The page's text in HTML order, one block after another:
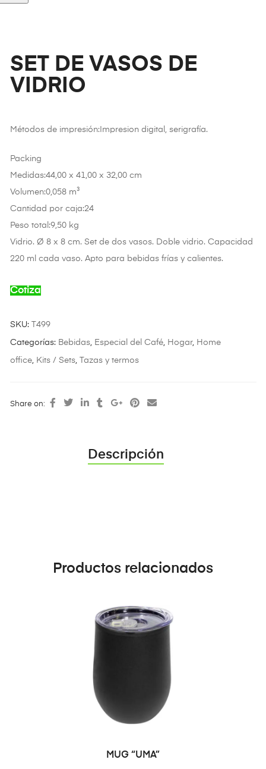
SET DE VASOS DE
VIDRIO
Métodos de impresión:Impresion digital, serigrafía.
Packing
Medidas:44,00 x 41,00 x 32,00 cm
Volumen:0,058 m³
Cantidad por caja:24
Peso total:9,50 kg
Vidrio. Ø 8 x 8 cm. Set de dos vasos. Doble vidrio. Capacidad
220 ml cada vaso. Apto para bebidas frías y calientes.
Cotiza
SKU: T499
Categorías: Bebidas, Especial del Café, Hogar, Home
office, Kits / Sets, Tazas y termos
Share on:
Descripción
Productos relacionados
MUG “UMA”